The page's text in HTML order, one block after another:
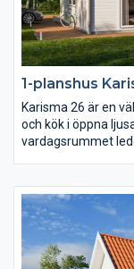
1-planshus
Karisma 26 är en
och kök i öppna
vardagsrummet
klädvården, en